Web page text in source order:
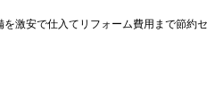
を激安で仕入てリフォーム費用まで節約セ